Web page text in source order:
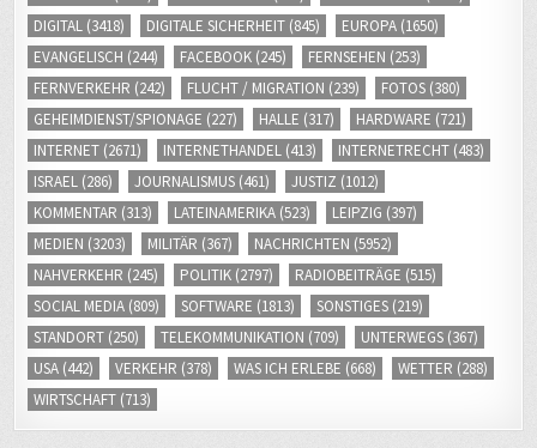
DIGITAL (3418) DIGITALE SICHERHEIT (845) EUROPA (1650)
EVANGELISCH (244) FACEBOOK (245) FERNSEHEN (253)
FERNVERKEHR (242) FLUCHT / MIGRATION (239) FOTOS (380)
GEHEIMDIENST/SPIONAGE (227) HALLE (317) HARDWARE (721)
INTERNET (2671) INTERNETHANDEL (413) INTERNETRECHT (483)
ISRAEL (286) JOURNALISMUS (461) JUSTIZ (1012)
KOMMENTAR (313) LATEINAMERIKA (523) LEIPZIG (397)
MEDIEN (3203) MILITÄR (367) NACHRICHTEN (5952)
NAHVERKEHR (245) POLITIK (2797) RADIOBEITRÄGE (515)
SOCIAL MEDIA (809) SOFTWARE (1813) SONSTIGES (219)
STANDORT (250) TELEKOMMUNIKATION (709) UNTERWEGS (367)
USA (442) VERKEHR (378) WAS ICH ERLEBE (668) WETTER (288)
WIRTSCHAFT (713)